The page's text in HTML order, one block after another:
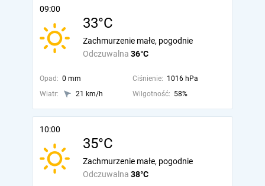
09:00
33°C
Odczuwalna 36°C
Zachmurzenie małe, pogodnie
Opad: 0 mm Ciśnienie: 1016 hPa
Wiatr:
21 km/h Wilgotność: 58%
10:00
35°C
Odczuwalna 38°C
Zachmurzenie małe, pogodnie